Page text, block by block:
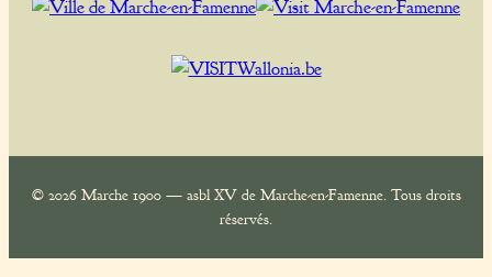
© 2026 Marche 1900 — asbl XV de Marche-en-Famenne. Tous droits
réservés.